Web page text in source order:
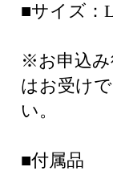
■サイズ：
※お申込み
はお受け
い。
■付属品